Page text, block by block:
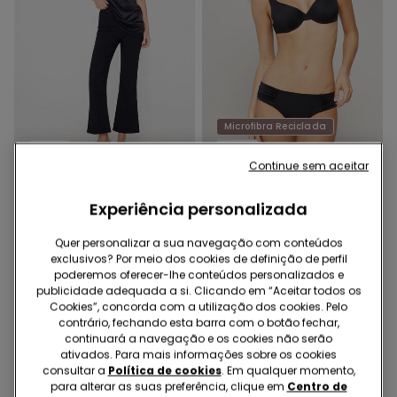
-75%
Calças à Boca de Sino em
19,99 € 5,00 €-75%
Microfibra Reciclada
-40%
Cuecas de Biquíni
Franzido Micro Reciclada
9,99 € 6,00 €-40%
Experiência personalizada
Quer personalizar a sua navegação com conteúdos
exclusivos? Por meio dos cookies de definição de perfil
poderemos oferecer-lhe conteúdos personalizados e
publicidade adequada a si. Clicando em “Aceitar todos os
Cookies”, concorda com a utilização dos cookies. Pelo
contrário, fechando esta barra com o botão fechar,
continuará a navegação e os cookies não serão
ativados. Para mais informações sobre os cookies
consultar a Política de cookies. Em qualquer momento,
para alterar as suas preferência, clique em Centro de
Continue sem aceitar